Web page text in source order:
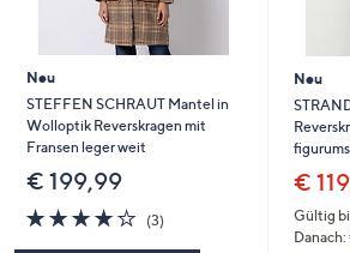
Neu
STEFFEN SCHRAUT Mantel in
Wolloptik Reverskragen mit
Fransen leger weit
€ 199,99
3.7
von
(3)3
Neu
€
Gültig